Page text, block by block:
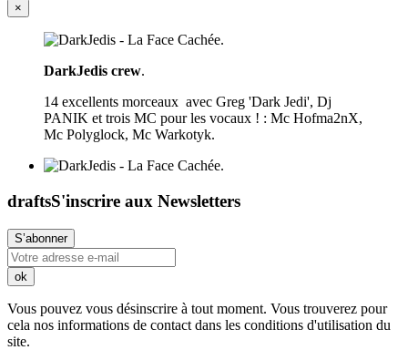
×
DarkJedis crew.
14 excellents morceaux avec Greg 'Dark Jedi', Dj
PANIK et trois MC pour les vocaux ! : Mc Hofma2nX,
Mc Polyglock, Mc Warkotyk.
draftsS'inscrire aux Newsletters
Vous pouvez vous désinscrire à tout moment. Vous trouverez pour
cela nos informations de contact dans les conditions d'utilisation du
site.